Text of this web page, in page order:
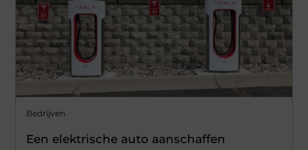
Bedrijven
Een elektrische auto aanschaffen